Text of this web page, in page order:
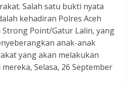
Salah satu bukti nyata
kehadiran Polres Aceh
Strong Point/Gatur Lalin, yang
anak-anak
yang akan melakukan
Selasa, 26 September